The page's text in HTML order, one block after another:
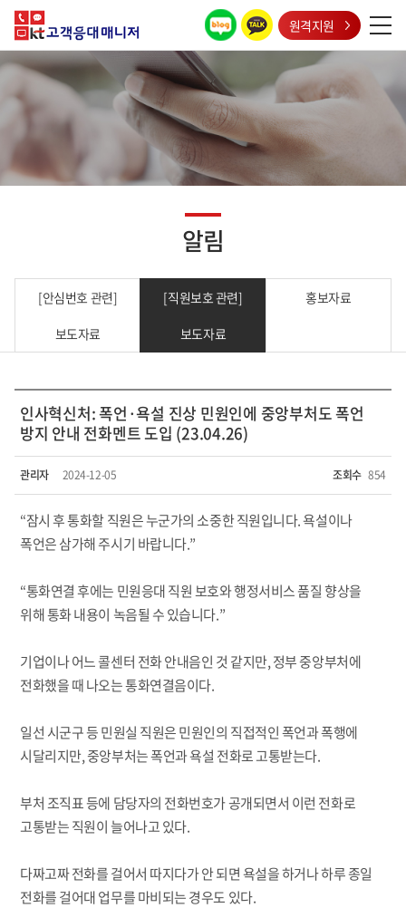
원격지원
알림
[안심번호 관련]
보도자료
[직원보호 관련]
보도자료
홍보자료
인사혁신처: 폭언·욕설 진상 민원인에 중앙부처도 폭언
방지 안내 전화멘트 도입 (23.04.26)
관리자 2024-12-05 조회수 854
“잠시 후 통화할 직원은 누군가의 소중한 직원입니다. 욕설이나
폭언은 삼가해 주시기 바랍니다.”
“통화연결 후에는 민원응대 직원 보호와 행정서비스 품질 향상을
위해 통화 내용이 녹음될 수 있습니다.”
기업이나 어느 콜센터 전화 안내음인 것 같지만, 정부 중앙부처에
전화했을 때 나오는 통화연결음이다.
일선 시군구 등 민원실 직원은 민원인의 직접적인 폭언과 폭행에
시달리지만, 중앙부처는 폭언과 욕설 전화로 고통받는다.
부처 조직표 등에 담당자의 전화번호가 공개되면서 이런 전화로
고통받는 직원이 늘어나고 있다.
다짜고짜 전화를 걸어서 따지다가 안 되면 욕설을 하거나 하루 종일
전화를 걸어대 업무를 마비되는 경우도 있다.